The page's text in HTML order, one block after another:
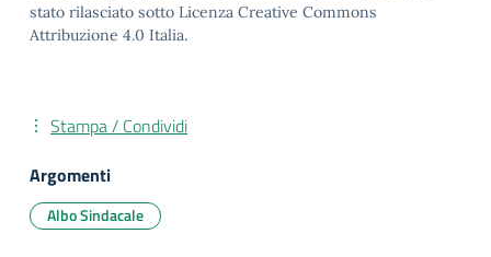
stato rilasciato sotto Licenza Creative Commons
Attribuzione 4.0 Italia.
Stampa / Condividi
Argomenti
Albo Sindacale